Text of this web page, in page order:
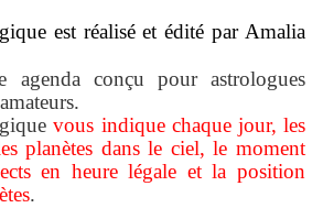
est réalisé et édité par Amalia
agenda conçu pour astrologues
vous indique chaque jour, les
planètes dans le ciel, le moment
en heure légale et la position
.